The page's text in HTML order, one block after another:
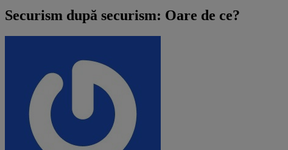
Securism după securism: Oare de ce?